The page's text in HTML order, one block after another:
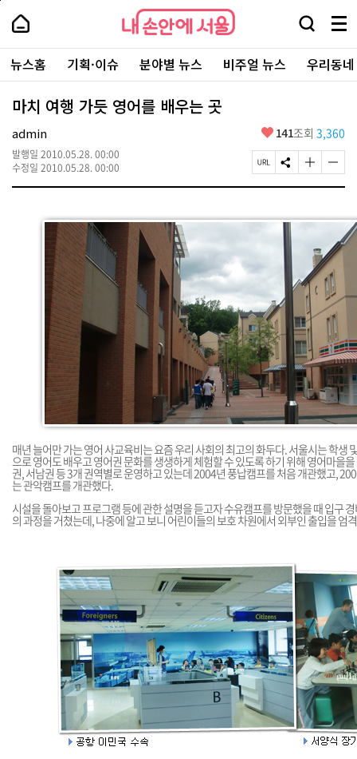
본
로
가
내
손
안
에
서
울
-
서
울
시
대
표
소
내
손
에
울
검
창
열
기
메
뉴
전
체
보
주
요
서
뉴스홈 기획·이슈 분야별 뉴스 비주얼 뉴스 우리동
마치 여행 가듯 영어를 배우는 곳
admin
발행일 2010.05.28. 00:00
수정일 2010.05.28. 00:00
좋
요
141조회 3,360
페
이
R
S
N
유
하
기
글
자
크
변
경
하
기
글
자
작
게
변
경
하
기
매년 늘어만 가는 영어 사교육비는 요즘 우리 사회의 최고의 화두다. 서울시는 학생
으로 영어도 배우고 영어권 문화를 생생하게 체험할 수 있도록 하기 위해 영어마을
권, 서남권 등 3개 권역별로 운영하고 있는데 2004년 풍납캠프를 처음 개관했고,
는 관악캠프를 개관했다.
시설을 돌아보고 프로그램 등에 관한 설명을 듣고자 수유캠프를 방문했을 때 입구
의 과정을 거쳤는데, 나중에 알고 보니 어린이들의 보호 차원에서 외부인 출입을 엄
페
상
단
로